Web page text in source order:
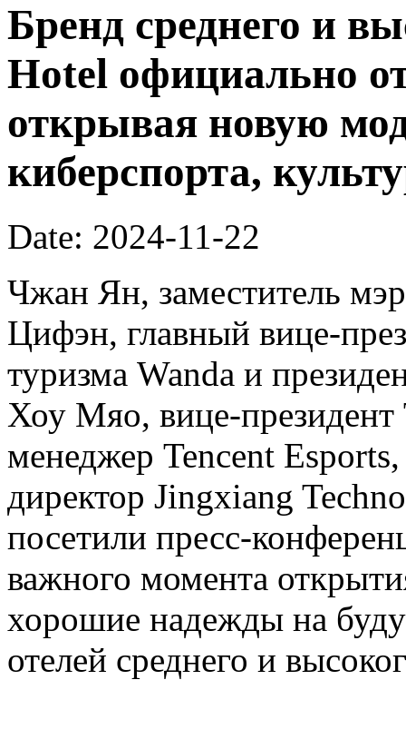
Бренд среднего и
Hotel официально
открывая новую
киберспорта,
Date: 2024-11-22
Чжан Ян, заместитель
Цифэн, главный вице-
туризма Wanda и
Хоу Мяо, вице-президент
менеджер Tencent
директор Jingxiang
посетили пресс-
важного момента
хорошие надежды на
отелей среднего и